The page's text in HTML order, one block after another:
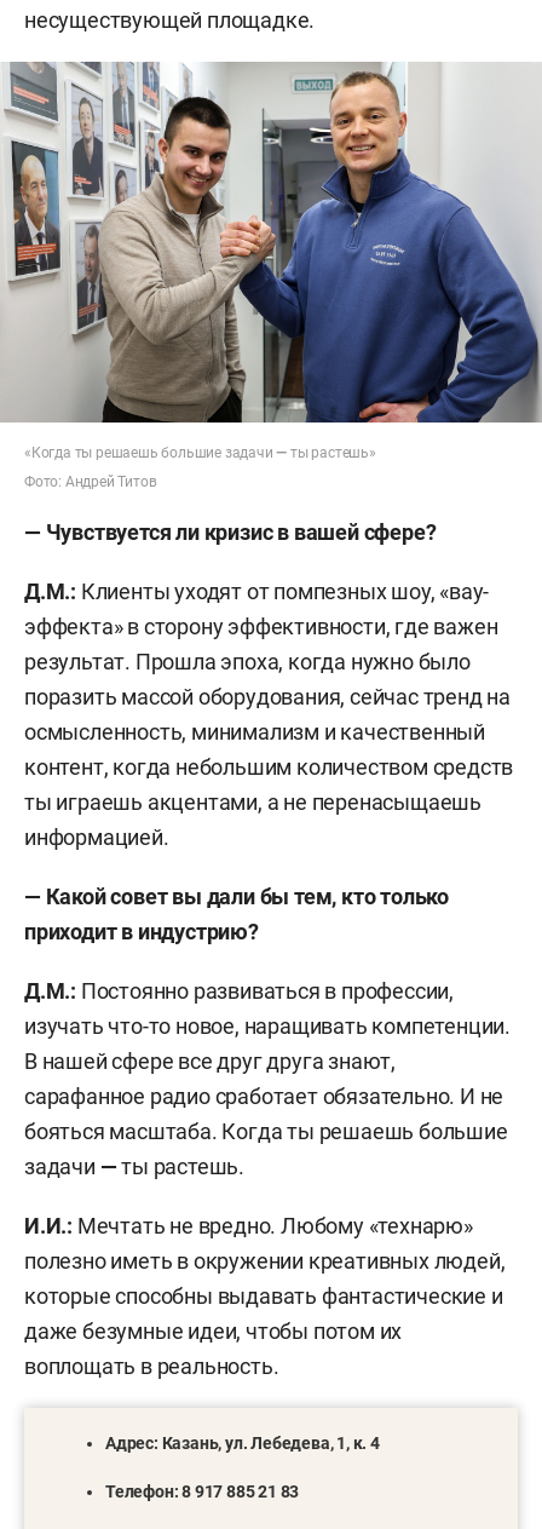
несуществующей площадке.
«Когда ты решаешь большие задачи— ты растешь»
Фото: Андрей Титов
— Чувствуется ли кризис в вашей сфере?
Д.М.: Клиенты уходят от помпезных шоу, «вау-
эффекта» в сторону эффективности, где важен
результат. Прошла эпоха, когда нужно было
поразить массой оборудования, сейчас тренд на
осмысленность, минимализм и качественный
контент, когда небольшим количеством средств
ты играешь акцентами, а не перенасыщаешь
информацией.
— Какой совет вы дали бы тем, кто только
приходит в индустрию?
Д.М.: Постоянно развиваться в профессии,
изучать что-то новое, наращивать компетенции.
В нашей сфере все друг друга знают,
сарафанное радио сработает обязательно. И не
бояться масштаба. Когда ты решаешь большие
задачи —ты растешь.
И.И.: Мечтать не вредно. Любому «технарю»
полезно иметь в окружении креативных людей,
которые способны выдавать фантастические и
даже безумные идеи, чтобы потом их
воплощать в реальность.
Адрес: Казань, ул. Лебедева, 1, к. 4
Телефон: 8 917 885 21 83